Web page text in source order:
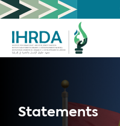
Statements